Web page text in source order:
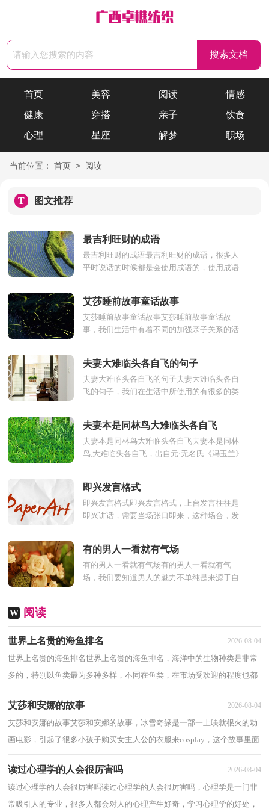
首页 美容 阅读
情感
健康
穿搭 亲子
饮食
心理
星座 解梦 职场
当前位置： 首页 > 阅读
T 图文推荐
最吉利旺财的成语
最吉利旺财的成语最吉利旺财的成语，很多人
平时说话的时候都是会使用成语的，使用成语
艾莎睡前故事童话故事
艾莎睡前故事童话故事艾莎睡前故事童话故
事，我们生活中有着不同的加强亲子关系的活
夫妻大难临头各自飞的句子
夫妻大难临头各自飞的句子夫妻大难临头各自
飞的句子，我们在生活中所使用的有很多的类
夫妻本是同林鸟大难临头各自飞
夫妻本是同林鸟大难临头各自飞夫妻本是同林
鸟,大难临头各自飞，出自元·无名氏《冯玉兰》
即兴发言格式
即兴发言格式即兴发言格式，上台发言往往是
即兴讲话，需要当场张口即来，这种场合，发
有的男人一看就有气场
有的男人一看就有气场有的男人一看就有气
场，我们要知道男人的魅力不单纯是来源于自
W 阅读
世界上名贵的海鱼排名 2026-08-04
世界上名贵的海鱼排名世界上名贵的海鱼排名，海洋中的生物种类是非常
多的，特别以鱼类最为多种多样，不同在鱼类，在市场受欢迎的程度也都
是有所不同的，下面为大家分享世界上名贵的海...
艾莎和安娜的故事 2026-08-04
艾莎和安娜的故事艾莎和安娜的故事，冰雪奇缘是一部一上映就很火的动
画电影，引起了很多小孩子购买女主人公的衣服来cosplay，这个故事里面
是围绕两个小女孩开展的，下面是艾莎和安...
读过心理学的人会很厉害吗 2026-08-04
读过心理学的人会很厉害吗读过心理学的人会很厉害吗，心理学是一门非
常吸引人的专业，很多人都会对人的心理产生好奇，学习心理学的好处，